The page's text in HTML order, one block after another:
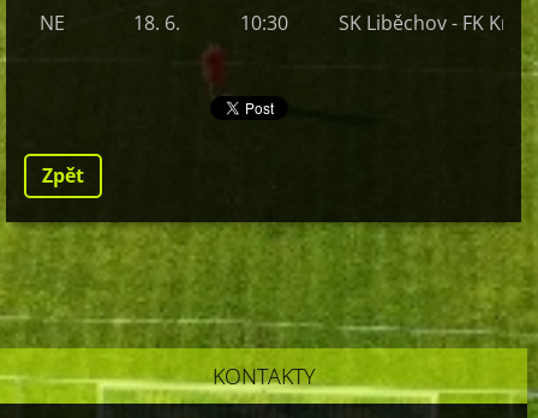
NE 18. 6. 10:30 SK Liběchov - FK
Zpět
KONTAKTY